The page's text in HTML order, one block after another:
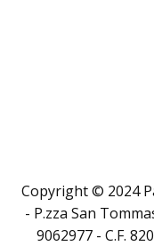
Copyright © 2024
- P.zza San
9062977 - C.F.